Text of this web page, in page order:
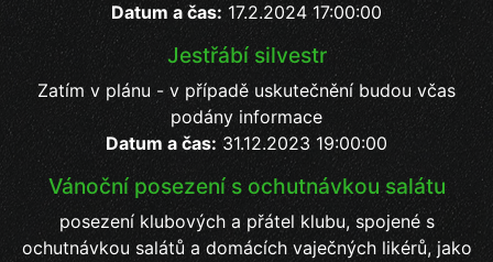
Datum a čas: 17.2.2024 17:00:00
Jestřábí silvestr
Zatím v plánu - v případě uskutečnění budou včas
podány informace
Datum a čas:31.12.2023 19:00:00
Vánoční posezení s ochutnávkou salátu
posezení klubových a přátel klubu, spojené s
ochutnávkou salátů a domácích vaječných likérů, jako